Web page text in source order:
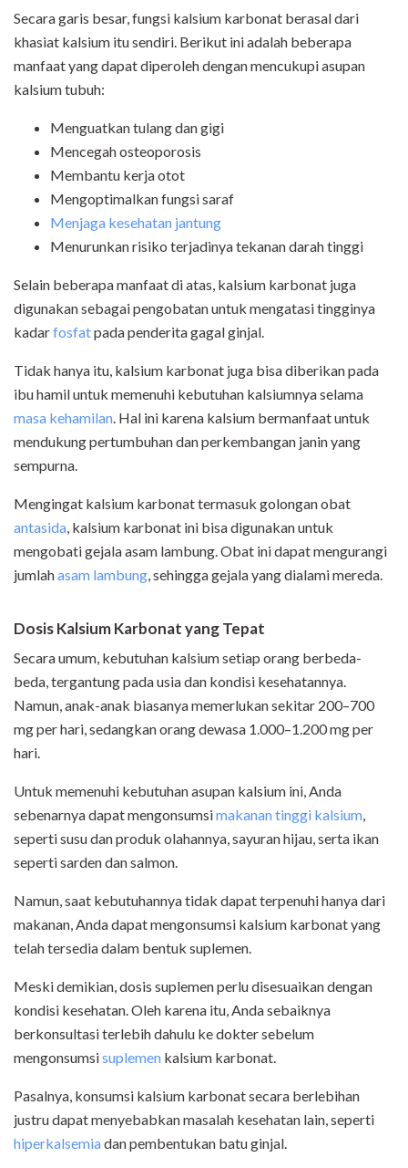
Secara garis besar, fungsi kalsium karbonat berasal dari
khasiat kalsium itu sendiri. Berikut ini adalah beberapa
manfaat yang dapat diperoleh dengan mencukupi asupan
kalsium tubuh:
Menguatkan tulang dan gigi
Mencegah osteoporosis
Membantu kerja otot
Mengoptimalkan fungsi saraf
Menjaga kesehatan jantung
Menurunkan risiko terjadinya tekanan darah tinggi
Selain beberapa manfaat di atas, kalsium karbonat juga
digunakan sebagai pengobatan untuk mengatasi tingginya
kadarfosfatpada penderita gagal ginjal.
Tidak hanya itu, kalsium karbonat juga bisa diberikan pada
ibu hamil untuk memenuhi kebutuhan kalsiumnya selama
masa kehamilan. Hal ini karena kalsium bermanfaat untuk
mendukung pertumbuhan dan perkembangan janin yang
sempurna.
Mengingat kalsium karbonat termasuk golongan obat
antasida, kalsium karbonat ini bisa digunakan untuk
mengobati gejala asam lambung. Obat ini dapat mengurangi
jumlahasam lambung, sehingga gejala yang dialami mereda.
Dosis Kalsium Karbonat yang Tepat
Secara umum, kebutuhan kalsium setiap orang berbeda-
beda, tergantung pada usia dan kondisi kesehatannya.
Namun, anak-anak biasanya memerlukan sekitar 200–700
mg per hari, sedangkan orang dewasa 1.000–1.200 mg per
hari.
Untuk memenuhi kebutuhan asupan kalsium ini, Anda
sebenarnya dapat mengonsumsimakanan tinggi kalsium,
seperti susu dan produk olahannya, sayuran hijau, serta ikan
seperti sarden dan salmon.
Namun, saat kebutuhannya tidak dapat terpenuhi hanya dari
makanan, Anda dapat mengonsumsi kalsium karbonat yang
telah tersedia dalam bentuk suplemen.
Meski demikian, dosis suplemen perlu disesuaikan dengan
kondisi kesehatan. Oleh karena itu, Anda sebaiknya
berkonsultasi terlebih dahulu ke dokter sebelum
mengonsumsisuplemen kalsium karbonat.
Pasalnya, konsumsi kalsium karbonat secara berlebihan
justru dapat menyebabkan masalah kesehatan lain, seperti
hiperkalsemiadan pembentukan batu ginjal.